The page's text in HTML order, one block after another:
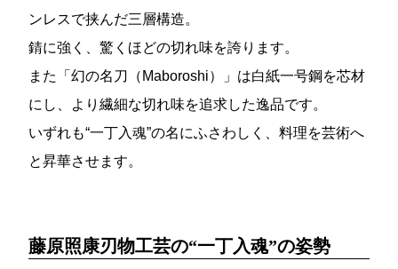
ンレスで挟んだ三層構造。
錆に強く、驚くほどの切れ味を誇ります。
また「幻の名刀（Maboroshi）」は白紙一号鋼を芯材
にし、より繊細な切れ味を追求した逸品です。
いずれも“一丁入魂”の名にふさわしく、料理を芸術へ
と昇華させます。
藤原照康刃物工芸の“一丁入魂”の姿勢